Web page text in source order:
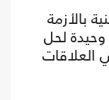
بالأزمة
لحل
العلاقات